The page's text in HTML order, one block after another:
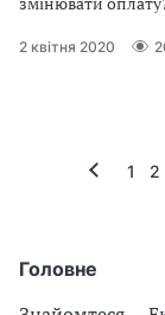
Головне
2 квітня 2020
1 2